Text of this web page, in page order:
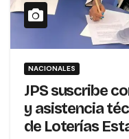
NACIONALES
JPS suscribe
y asistencia
de Loterías